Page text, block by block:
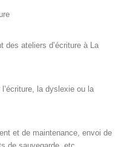
des ateliers d’écriture à La
la dyslexie ou la
et de maintenance, envoi de